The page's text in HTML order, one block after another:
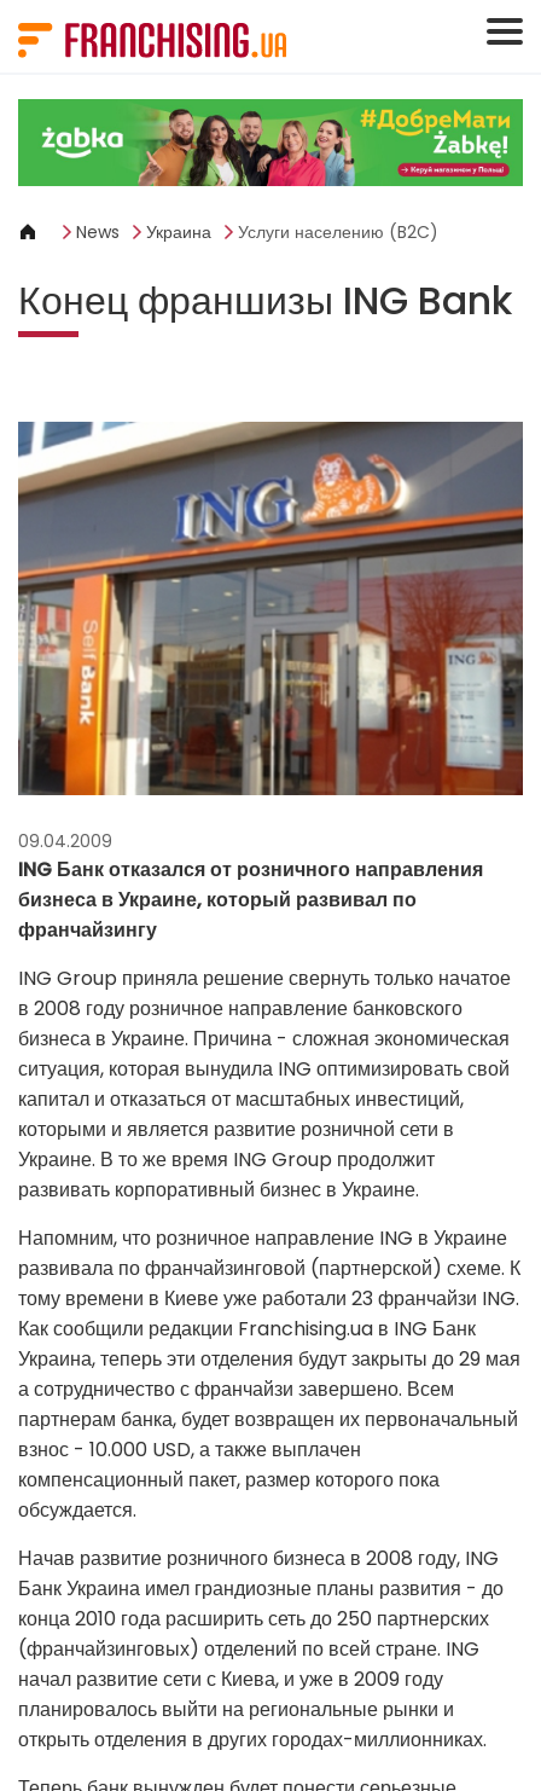
News Украина Услуги населению (B2C)
Конец франшизы ING Bank
09.04.2009
ING Банк отказался от розничного направления
бизнеса в Украине, который развивал по
франчайзингу
ING Group приняла решение свернуть только начатое
в 2008 году розничное направление банковского
бизнеса в Украине. Причина - сложная экономическая
ситуация, которая вынудила ING оптимизировать свой
капитал и отказаться от масштабных инвестиций,
которыми и является развитие розничной сети в
Украине. В то же время ING Group продолжит
развивать корпоративный бизнес в Украине.
Напомним, что розничное направление ING в Украине
развивала по франчайзинговой (партнерской) схеме. К
тому времени в Киеве уже работали 23 франчайзи ING.
Как сообщили редакции Franchising.ua в ING Банк
Украина, теперь эти отделения будут закрыты до 29 мая
а сотрудничество с франчайзи завершено. Всем
партнерам банка, будет возвращен их первоначальный
взнос - 10.000 USD, а также выплачен
компенсационный пакет, размер которого пока
обсуждается.
Начав развитие розничного бизнеса в 2008 году, ING
Банк Украина имел грандиозные планы развития - до
конца 2010 года расширить сеть до 250 партнерских
(франчайзинговых) отделений по всей стране. ING
начал развитие сети с Киева, и уже в 2009 году
планировалось выйти на региональные рынки и
открыть отделения в других городах-миллионниках.